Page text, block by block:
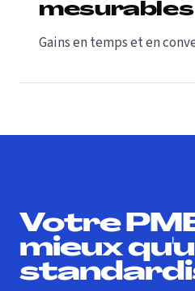
mesurables
Gains en temps et en
Votre
mieux